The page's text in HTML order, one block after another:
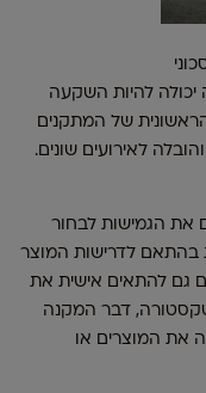
יכולה להיות השקעה
של המתקנים
לאירועים שונים.
את הגמישות לבחור
בהתאם לדרישות המוצר
גם להתאים אישית את
וטקסטורה, דבר המקנה
את המוצרים או